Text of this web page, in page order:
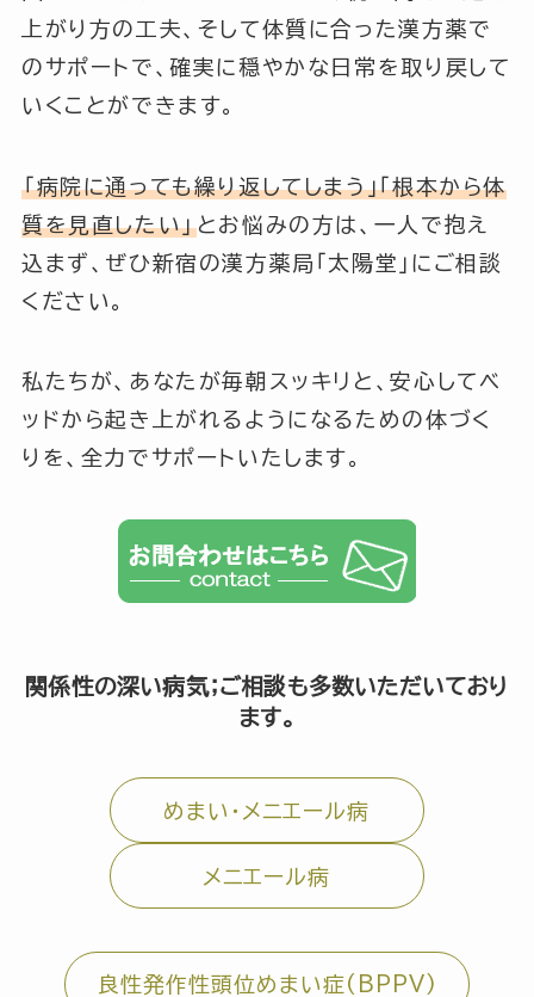
上がり方の工夫、そして体質に合った漢方薬で
のサポートで、確実に穏やかな日常を取り戻して
いくことができます。
「病院に通っても繰り返してしまう」「根本から体
質を見直したい」とお悩みの方は、一人で抱え
込まず、ぜひ新宿の漢方薬局「太陽堂」にご相談
ください。
私たちが、あなたが毎朝スッキリと、安心してベ
ッドから起き上がれるようになるための体づく
りを、全力でサポートいたします。
関係性の深い病気；ご相談も多数いただいており
ます。
めまい・メニエール病
メニエール病
良性発作性頭位めまい症(BPPV)